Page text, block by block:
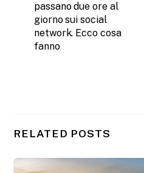
passano due ore al
giorno sui social
network. Ecco cosa
fanno
RELATED POSTS